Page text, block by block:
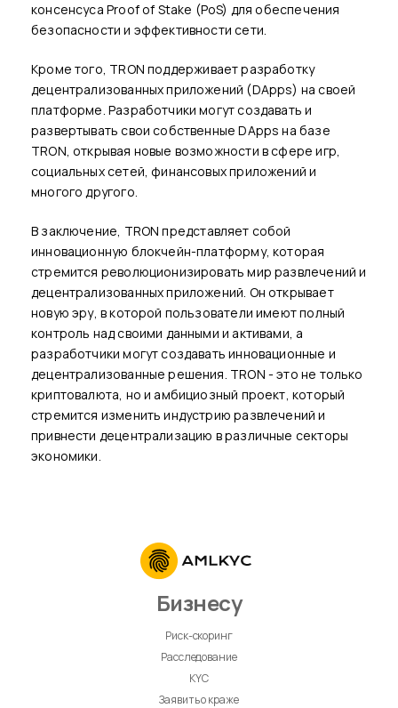
консенсуса Proof of Stake (PoS) для обеспечения
безопасности и эффективности сети.
Кроме того, TRON поддерживает разработку
децентрализованных приложений (DApps) на своей
платформе. Разработчики могут создавать и
развертывать свои собственные DApps на базе
TRON, открывая новые возможности в сфере игр,
социальных сетей, финансовых приложений и
многого другого.
В заключение, TRON представляет собой
инновационную блокчейн-платформу, которая
стремится революционизировать мир развлечений и
децентрализованных приложений. Он открывает
новую эру, в которой пользователи имеют полный
контроль над своими данными и активами, а
разработчики могут создавать инновационные и
децентрализованные решения. TRON - это не только
криптовалюта, но и амбициозный проект, который
стремится изменить индустрию развлечений и
привнести децентрализацию в различные секторы
экономики.
Бизнесу
Риск-скоринг
Расследование
KYC
Заявить о краже